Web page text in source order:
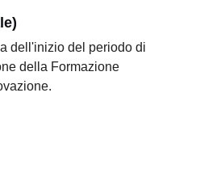
dell'inizio del periodo di
della Formazione